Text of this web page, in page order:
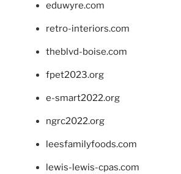
eduwyre.com
retro-interiors.com
theblvd-boise.com
fpet2023.org
e-smart2022.org
ngrc2022.org
leesfamilyfoods.com
lewis-lewis-cpas.com